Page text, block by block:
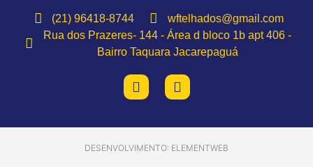
(21) 96418-8744
wftelhados@gmail.com
Rua dos Prazeres- 144 - Área d bloco 1b apt 406 -
Bairro Taquara Jacarepaguá
DESENVOLVIMENTO: ELEMENTWEB